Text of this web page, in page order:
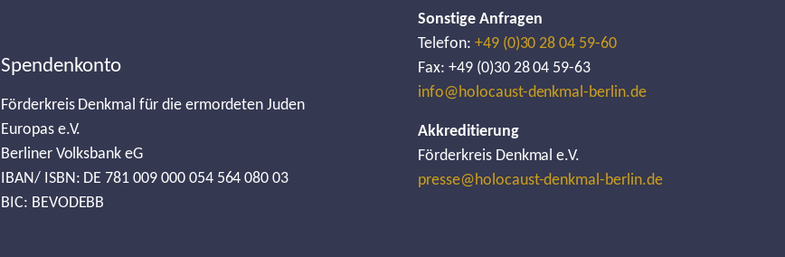
Spendenkonto
Förderkreis Denkmal für die ermordeten Juden
Europas e.V.
Berliner Volksbank eG
IBAN/ ISBN: DE 781 009 000 054 564 080 03
BIC: BEVODEBB
Sonstige Anfragen
Telefon: +49 (0)30 28 04 59-60
Fax: +49 (0)30 28 04 59-63
info@holocaust-denkmal-berlin.de
Akkreditierung
Förderkreis Denkmal e.V.
presse@holocaust-denkmal-berlin.de